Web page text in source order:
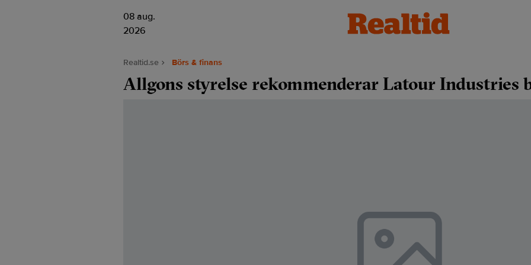
08 aug.
2026
Realtid.se Börs & finans
Allgons styrelse rekommenderar Latour Industries